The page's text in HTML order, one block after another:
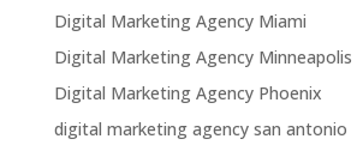
Digital Marketing Agency Miami
Digital Marketing Agency Minneapolis
Digital Marketing Agency Phoenix
digital marketing agency san antonio